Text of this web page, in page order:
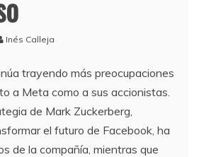
Inés Calleja
trayendo más preocupaciones
a Meta como a sus accionistas.
de Mark Zuckerberg,
el futuro de Facebook, ha
de la compañía, mientras que